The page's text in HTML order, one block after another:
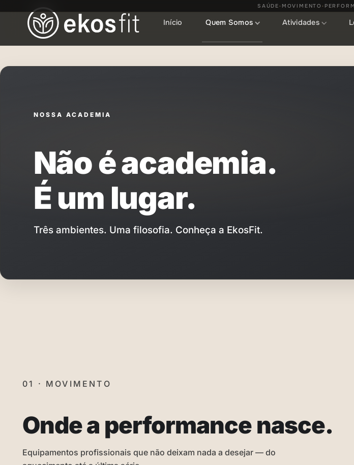
SAÚDE • MOVIMENTO •
para
Início Quem Somos Atividades
NOSSA ACADEMIA
Não é academia.
É um lugar.
Três ambientes. Uma filosofia. Conheça a EkosFit.
01 · MOVIMENTO
Onde a performance nasce.
Equipamentos profissionais que não deixam nada a desejar — do